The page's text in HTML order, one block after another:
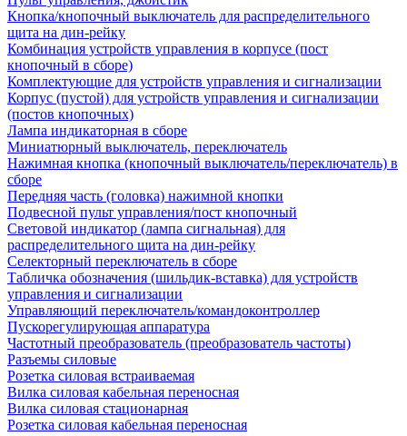
Кнопка/кнопочный выключатель для распределительного
щита на дин-рейку
Комбинация устройств управления в корпусе (пост
кнопочный в сборе)
Комплектующие для устройств управления и сигнализации
Корпус (пустой) для устройств управления и сигнализации
(постов кнопочных)
Лампа индикаторная в сборе
Миниатюрный выключатель, переключатель
Нажимная кнопка (кнопочный выключатель/переключатель) в
сборе
Передняя часть (головка) нажимной кнопки
Подвесной пульт управления/пост кнопочный
Световой индикатор (лампа сигнальная) для
распределительного щита на дин-рейку
Селекторный переключатель в сборе
Табличка обозначения (шильдик-вставка) для устройств
управления и сигнализации
Управляющий переключатель/командоконтроллер
Пускорегулирующая аппаратура
Частотный преобразователь (преобразователь частоты)
Разъемы силовые
Розетка силовая встраиваемая
Вилка силовая кабельная переносная
Вилка силовая стационарная
Розетка силовая кабельная переносная